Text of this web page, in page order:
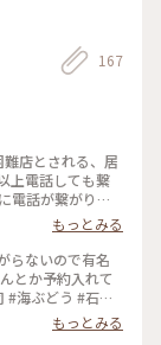
167
店とされる、居
上電話しても繋
電話が繋がり行
イカ墨チャーハ
って、なんとそ
め、お刺身や、
🐟 そりゃ、おい
何となく、繋が
予約したいと思
もっとみる
らないので有名
とか予約入れて
もっとみる